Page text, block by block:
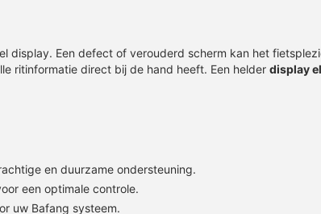
Een defect of verouderd scherm kan het
ritinformatie direct bij de hand heeft. Een helder display
en duurzame ondersteuning.
een optimale controle.
uw Bafang systeem.